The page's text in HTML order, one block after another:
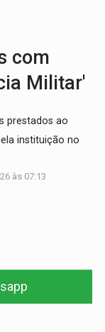
com
Militar'
prestados ao
instituição no
às 07:13